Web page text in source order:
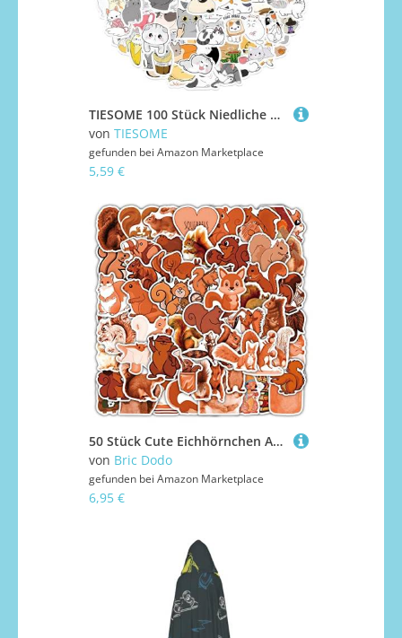
TIESOME 100 Stück Niedliche Katzen Aufkleber, Tier Sticker Wasserflaschen Kawaii Stickers Wasserfeste Aufkleber ästhetische Stickers Karikatur Katze Aufkleber für Scrapbooking Laptop Gepäck Skateboard
von TIESOME
gefunden bei Amazon Marketplace
5,59 €
50 Stück Cute Eichhörnchen Aufkleber Auto Laptop Telefon Gitarre Skateboard Motorrad Fahrrad The Squirrel Animal Stickers Set Vinyl Wasserdicht Aesthetic Aufkleber für Jugendliche Kinder Erwachsene
von Bric Dodo
gefunden bei Amazon Marketplace
6,95 €